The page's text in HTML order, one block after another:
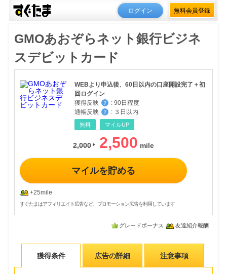
ログイン 無料会員登録
GMOあおぞらネット銀行ビジネ
スデビットカード
WEBより申込後、60日以内の口座開設完了＋初
回ログイン
獲得反映
？ : 90日程度
通帳反映
？ : ３日以内
無料 マイルUP
2,000 2,500
マイルを貯める
+25mile
すぐたまはアフィリエイト広告など、プロモーション広告を利用しています
グレードボーナス 友達紹介報酬
獲得条件 広告の詳細 注意事項